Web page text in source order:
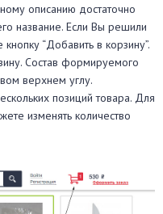
описанию достаточно
название. Если Вы решили
“Добавить в корзину”.
Состав формируемого
верхнем углу.
позиций товара. Для
изменять количество